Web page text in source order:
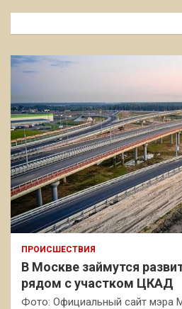
к
ПРОИСШЕСТВИЯ
В Москве займутся
рядом с участком ЦКАД
Фото: Официальный сайт мэра